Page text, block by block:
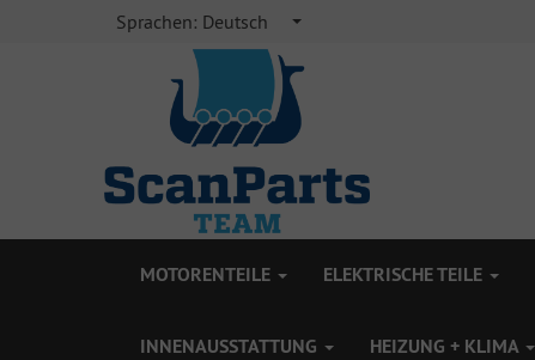
Sprachen: Deutsch
MOTORENTEILE ELEKTRISCHE TEILE
INNENAUSSTATTUNG HEIZUNG + KLIMA